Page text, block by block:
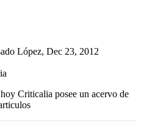
López, Dec 23, 2012
Criticalia posee un acervo de